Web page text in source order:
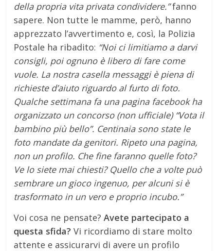
della propria vita privata condividere.”fanno
sapere. Non tutte le mamme, però, hanno
apprezzato l’avvertimento e, così, la Polizia
Postale ha ribadito: “Noi ci limitiamo a darvi
consigli, poi ognuno è libero di fare come
vuole. La nostra casella messaggi è piena di
richieste d’aiuto riguardo al furto di foto.
Qualche settimana fa una pagina facebook ha
organizzato un concorso (non ufficiale) “Vota il
bambino più bello”. Centinaia sono state le
foto mandate da genitori. Ripeto una pagina,
non un profilo. Che fine faranno quelle foto?
Ve lo siete mai chiesti? Quello che a volte può
sembrare un gioco ingenuo, per alcuni si è
trasformato in un vero e proprio incubo.”
Voi cosa ne pensate?Avete partecipato a
questa sfida? Vi ricordiamo di stare molto
attente e assicurarvi di avere un profilo